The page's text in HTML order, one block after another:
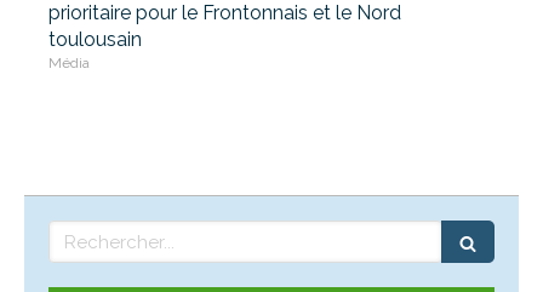
prioritaire pour le Frontonnais et le Nord
toulousain
Média
Rechercher